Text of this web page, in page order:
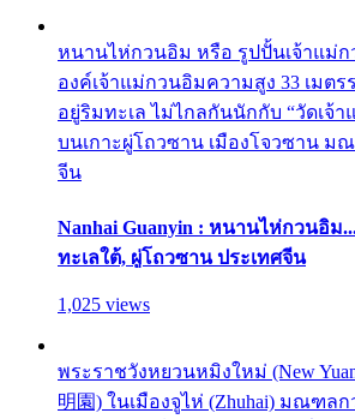
หนานไห่กวนอิม หรือ รูปปั้นเจ้าแม่ก
องค์เจ้าแม่กวนอิมความสูง 33 เมต
อยู่ริมทะเล ไม่ไกลกันนักกับ “วัดเจ้
บนเกาะผู่โถวซาน เมืองโจวซาน มณ
จีน
Nanhai Guanyin : หนานไห่กวนอิม
ทะเลใต้, ผู่โถวซาน ประเทศจีน
1,025 views
พระราชวังหยวนหมิงใหม่ (New
明園) ในเมืองจูไห่ (Zhuhai) มณฑลก